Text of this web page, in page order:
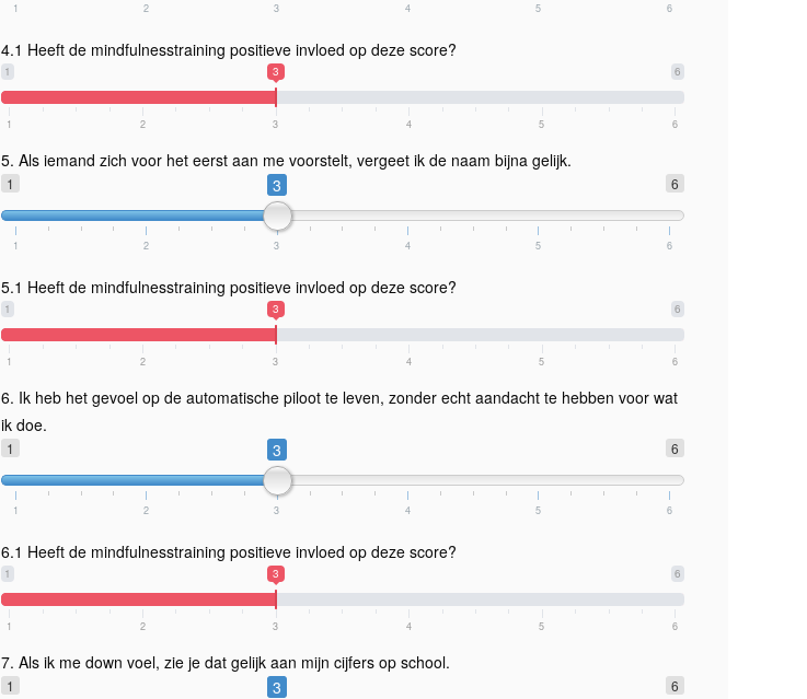
1 2 3 4 5 6
4.1 Heeft de mindfulnesstraining positieve invloed op deze score?
1 6
3
1 2 3 4 5 6
5. Als iemand zich voor het eerst aan me voorstelt, vergeet ik de naam bijna gelijk.
1 6
3
1 2 3 4 5 6
5.1 Heeft de mindfulnesstraining positieve invloed op deze score?
1 6
3
1 2 3 4 5 6
6. Ik heb het gevoel op de automatische piloot te leven, zonder echt aandacht te hebben voor wat
ik doe.
1 6
3
1 2 3 4 5 6
6.1 Heeft de mindfulnesstraining positieve invloed op deze score?
1 6
3
1 2 3 4 5 6
7. Als ik me down voel, zie je dat gelijk aan mijn cijfers op school.
1 6
3